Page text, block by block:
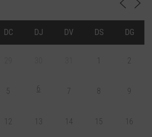
DC DJ DV DS DG
1 2
5 6 7 8 9
12 13 14 15 16